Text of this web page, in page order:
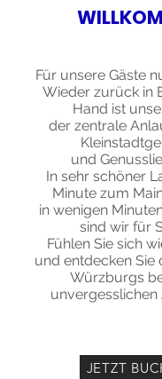
Für unsere Gäste
Wieder zurück in
Hand ist
der zentrale
und
In sehr schöner
Minute zum
in wenigen
sind wir für
Fühlen Sie sich
und entdecken Sie
Würzburgs
unvergesslichen
JETZT